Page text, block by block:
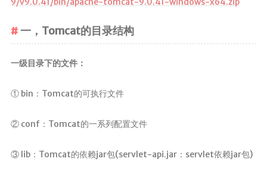
一，Tomcat的目录结构
一级目录下的文件：
① bin：Tomcat的可执行文件
② conf：Tomcat的一系列配置文件
③ lib：Tomcat的依赖jar包(servlet-api.jar：servlet依赖jar包)
分布式
FastDFS
SpringSession
RabbitMQ